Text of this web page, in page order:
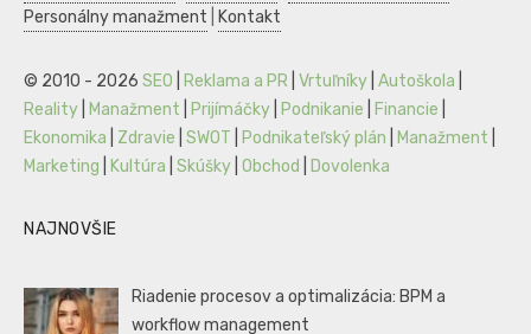
Personálny manažment
Kontakt
© 2010 - 2026 SEO Reklama a PR Vrtuľníky Autoškola
Reality
Manažment Prijímáčky Podnikanie Financie
Ekonomika
Zdravie SWOT Podnikateľský plán Manažment
Marketing
Kultúra Skúšky Obchod Dovolenka
NAJNOVŠIE
Riadenie procesov a optimalizácia: BPM a
workflow management